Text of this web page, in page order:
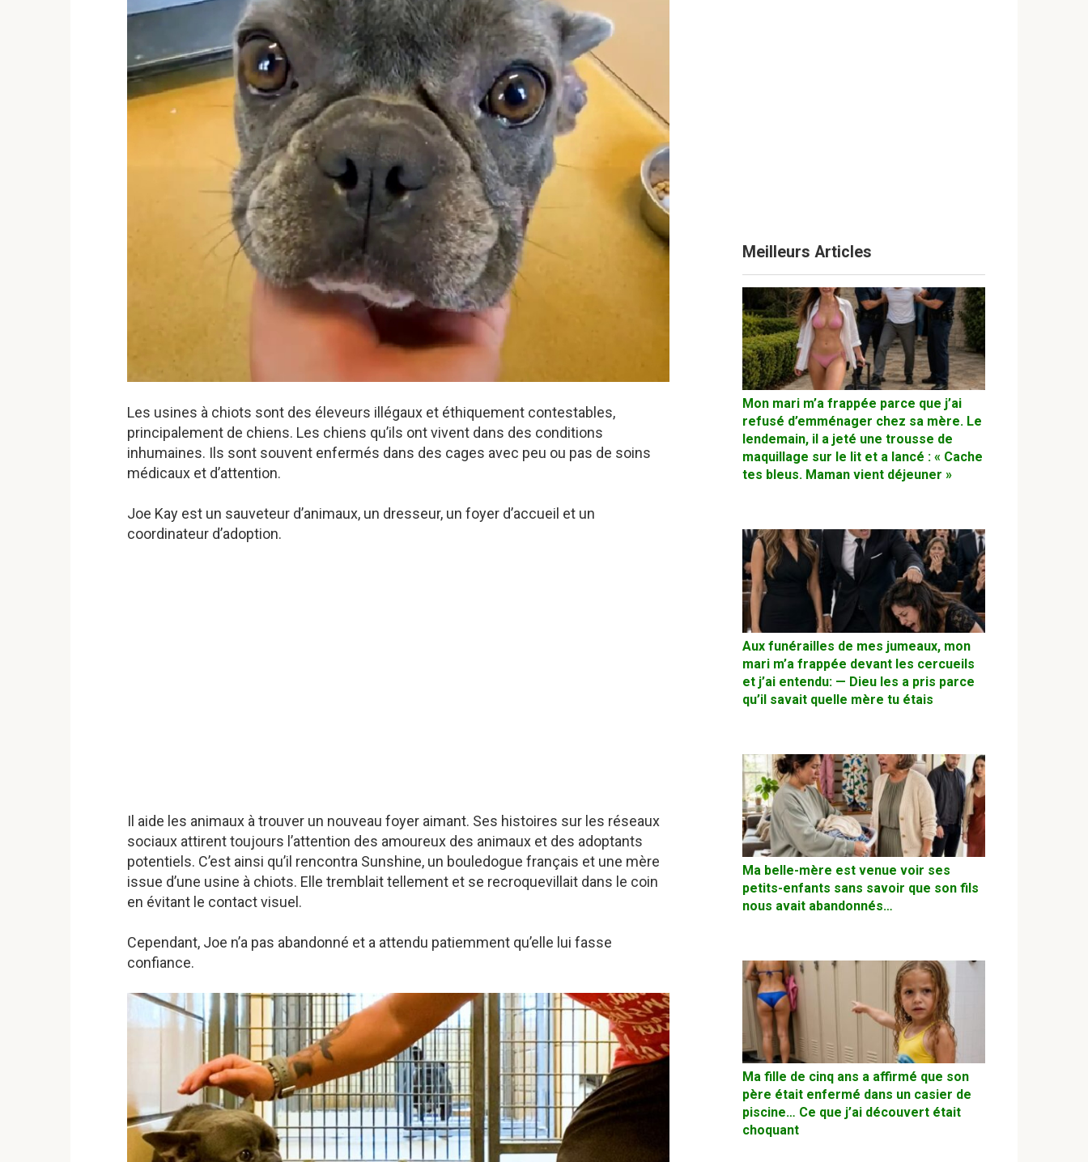
Les usines à chiots sont des éleveurs illégaux et éthiquement contestables,
principalement de chiens. Les chiens qu’ils ont vivent dans des conditions
inhumaines. Ils sont souvent enfermés dans des cages avec peu ou pas de soins
médicaux et d’attention.
Joe Kay est un sauveteur d’animaux, un dresseur, un foyer d’accueil et un
coordinateur d’adoption.
Il aide les animaux à trouver un nouveau foyer aimant. Ses histoires sur les réseaux
sociaux attirent toujours l’attention des amoureux des animaux et des adoptants
potentiels. C’est ainsi qu’il rencontra Sunshine, un bouledogue français et une mère
issue d’une usine à chiots. Elle tremblait tellement et se recroquevillait dans le coin
en évitant le contact visuel.
Cependant, Joe n’a pas abandonné et a attendu patiemment qu’elle lui fasse
confiance.
Meilleurs Articles
Mon mari m’a frappée parce que j’ai
refusé d’emménager chez sa mère. Le
lendemain, il a jeté une trousse de
maquillage sur le lit et a lancé : « Cache
tes bleus. Maman vient déjeuner »
Aux funérailles de mes jumeaux, mon
mari m’a frappée devant les cercueils
et j’ai entendu: — Dieu les a pris parce
qu’il savait quelle mère tu étais
Ma belle-mère est venue voir ses
petits-enfants sans savoir que son fils
nous avait abandonnés…
Ma fille de cinq ans a affirmé que son
père était enfermé dans un casier de
piscine… Ce que j’ai découvert était
choquant